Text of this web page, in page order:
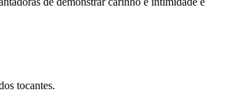
tocantes.